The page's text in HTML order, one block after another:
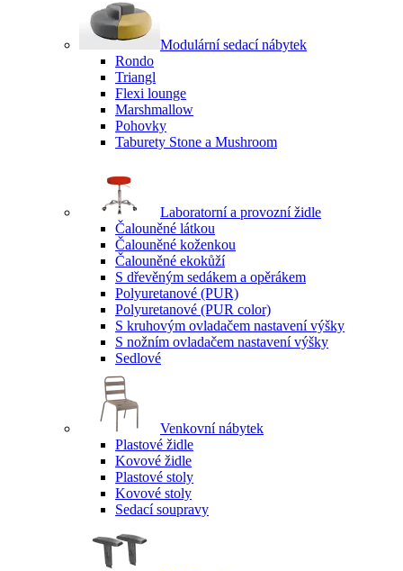
Modulární sedací nábytek
Rondo
Triangl
Flexi lounge
Marshmallow
Pohovky
Taburety Stone a Mushroom
Laboratorní a provozní židle
Čalouněné látkou
Čalouněné koženkou
Čalouněné ekokůží
S dřevěným sedákem a opěrákem
Polyuretanové (PUR)
Polyuretanové (PUR color)
S kruhovým ovladačem nastavení výšky
S nožním ovladačem nastavení výšky
Sedlové
Venkovní nábytek
Plastové židle
Kovové židle
Plastové stoly
Kovové stoly
Sedací soupravy